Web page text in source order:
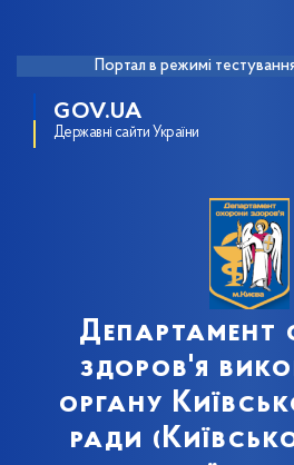
Портал в режимі
GOV.UA
Державні сайти України
Департамент
здоров'я
органу
ради